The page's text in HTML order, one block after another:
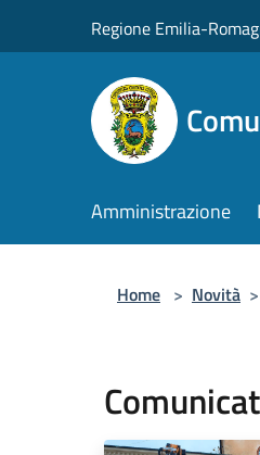
Regione Emilia-
Amministrazione
Home > Novità >